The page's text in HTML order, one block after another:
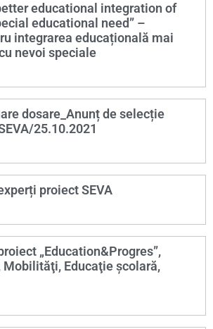
educational integration of
educational need” –
integrarea educațională mai
nevoi speciale
dosare_Anunț de selecție
25.10.2021
proiect SEVA
„Education&Progres”,
Mobilităţi, Educaţie şcolară,